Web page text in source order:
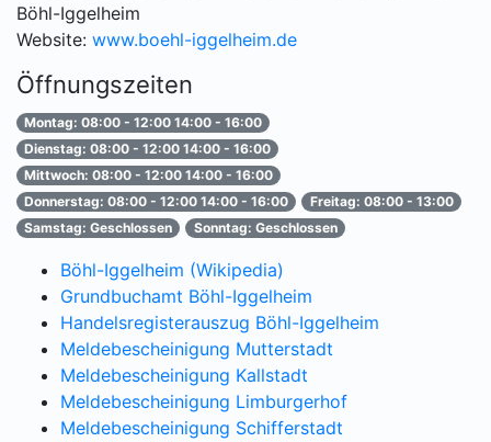
Böhl-Iggelheim
Website: www.boehl-iggelheim.de
Öffnungszeiten
Montag: 08:00 - 12:00 14:00 - 16:00
Dienstag: 08:00 - 12:00 14:00 - 16:00
Mittwoch: 08:00 - 12:00 14:00 - 16:00
Donnerstag: 08:00 - 12:00 14:00 - 16:00
Freitag: 08:00 - 13:00
Samstag: Geschlossen
Sonntag: Geschlossen
Böhl-Iggelheim (Wikipedia)
Grundbuchamt Böhl-Iggelheim
Handelsregisterauszug Böhl-Iggelheim
Meldebescheinigung Mutterstadt
Meldebescheinigung Kallstadt
Meldebescheinigung Limburgerhof
Meldebescheinigung Schifferstadt